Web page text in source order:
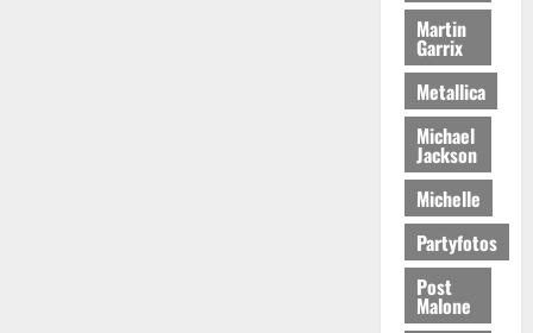
Martin
Garrix
Metallica
Michael
Jackson
Michelle
Partyfotos
Post
Malone